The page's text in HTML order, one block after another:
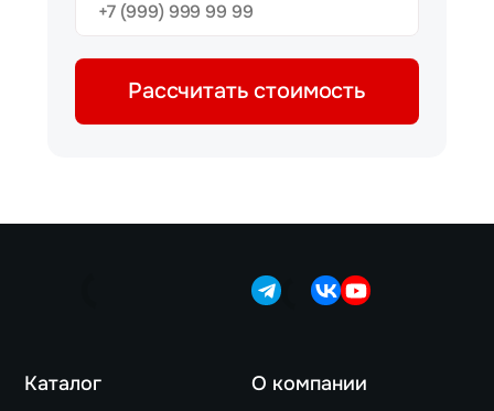
Рассчитать стоимость
Каталог О компании